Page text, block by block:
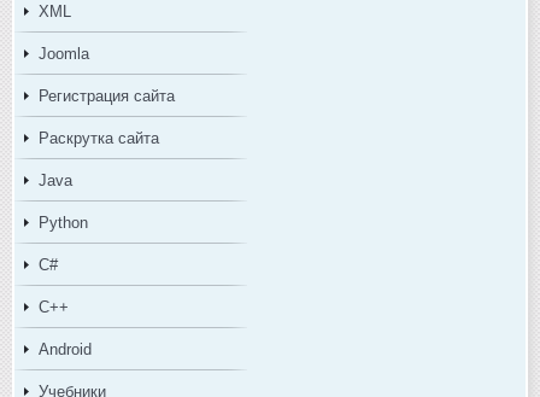
XML
Joomla
Регистрация сайта
Раскрутка сайта
Java
Python
C#
C++
Android
Учебники